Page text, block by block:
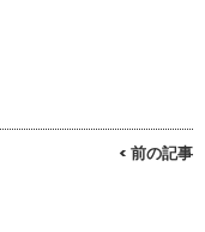
< 前の記事